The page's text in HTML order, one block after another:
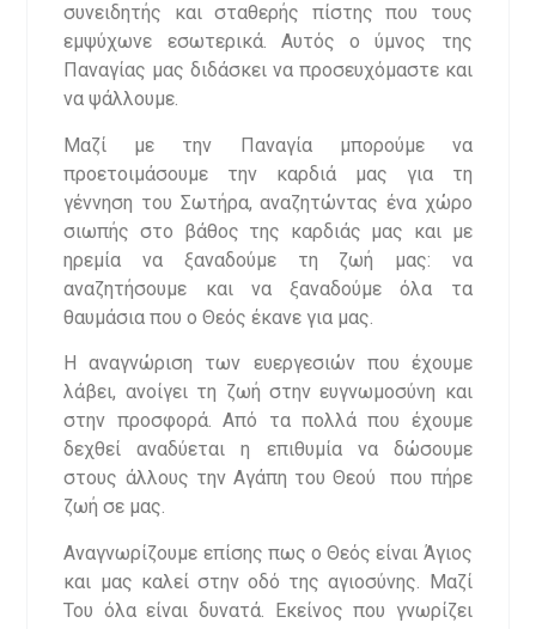
συνειδητής και σταθερής πίστης που τους
εμψύχωνε εσωτερικά. Αυτός ο ύμνος της
Παναγίας μας διδάσκει να προσευχόμαστε και
να ψάλλουμε.
Μαζί με την Παναγία μπορούμε να
προετοιμάσουμε την καρδιά μας για τη
γέννηση του Σωτήρα, αναζητώντας ένα χώρο
σιωπής στο βάθος της καρδιάς μας και με
ηρεμία να ξαναδούμε τη ζωή μας: να
αναζητήσουμε και να ξαναδούμε όλα τα
θαυμάσια που ο Θεός έκανε για μας.
Η αναγνώριση των ευεργεσιών που έχουμε
λάβει, ανοίγει τη ζωή στην ευγνωμοσύνη και
στην προσφορά. Από τα πολλά που έχουμε
δεχθεί αναδύεται η επιθυμία να δώσουμε
στους άλλους την Αγάπη του Θεού που πήρε
ζωή σε μας.
Αναγνωρίζουμε επίσης πως ο Θεός είναι Άγιος
και μας καλεί στην οδό της αγιοσύνης. Μαζί
Του όλα είναι δυνατά. Εκείνος που γνωρίζει